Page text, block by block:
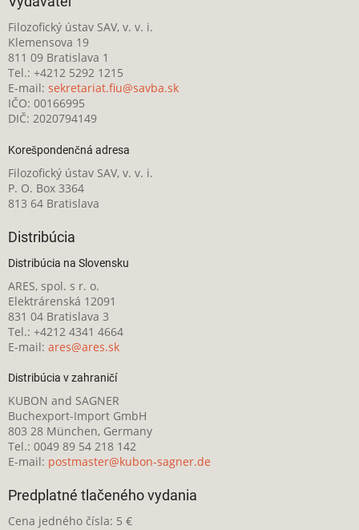
Filozofický ústav SAV, v. v. i.
Klemensova 19
811 09 Bratislava 1
Tel.: +4212 5292 1215
E-mail: sekretariat.fiu@savba.sk
IČO: 00166995
DIČ: 2020794149
Korešpondenčná adresa
Filozofický ústav SAV, v. v. i.
P. O. Box 3364
813 64 Bratislava
Distribúcia
Distribúcia na Slovensku
ARES, spol. s r. o.
Elektrárenská 12091
831 04 Bratislava 3
Tel.: +4212 4341 4664
E-mail: ares@ares.sk
Distribúcia v zahraničí
KUBON and SAGNER
Buchexport-Import GmbH
803 28 München, Germany
Tel.: 0049 89 54 218 142
E-mail: postmaster@kubon-sagner.de
Predplatné tlačeného vydania
Cena jedného čísla: 5 €